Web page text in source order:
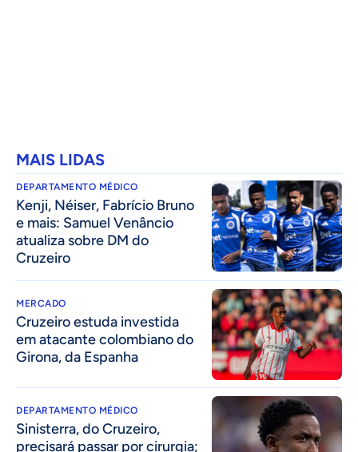
MAIS LIDAS
DEPARTAMENTO MÉDICO
Kenji, Néiser, Fabrício Bruno
e mais: Samuel Venâncio
atualiza sobre DM do
Cruzeiro
MERCADO
Cruzeiro estuda investida
em atacante colombiano do
Girona, da Espanha
DEPARTAMENTO MÉDICO
Sinisterra, do Cruzeiro,
precisará passar por cirurgia;